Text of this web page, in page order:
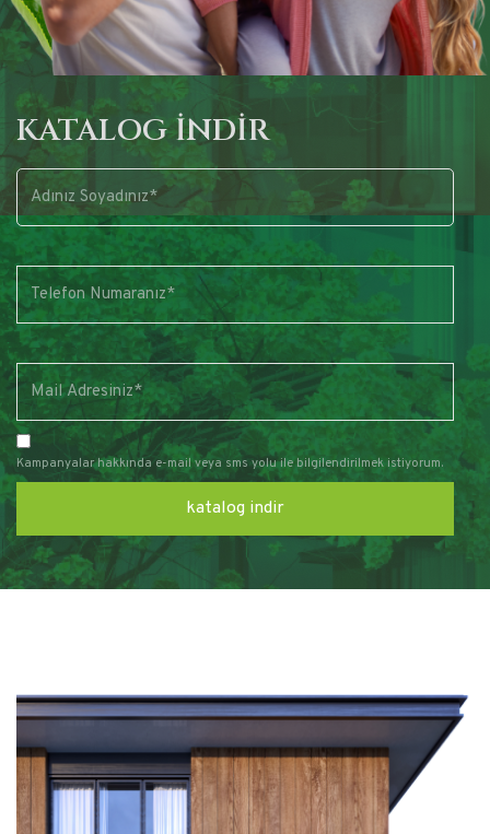
KATALOG İNDİR
Kampanyalar hakkında e-mail veya sms yolu ile bilgilendirilmek istiyorum.